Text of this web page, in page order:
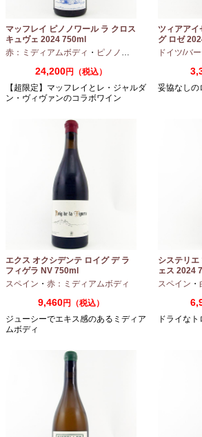
マッフレイ ピノノワール ラ クロス
キュヴェ 2024 750ml
赤：ミディアムボディ ・ ピノノワール
24,200円（税込）
【超限定】マッフレイとレ・ジャルダ
ン・ヴィヴァンのコラボワイン
ツィアアイ
グ ロゼ
ドイツ/バ
妥協なしの
エクス オクシデンテ ロイグ デ ラ
フィゲラ NV 750ml
（2022/2023）
スペイン ・ 赤：ミディアムボディ
9,460円（税込）
ジューシーでエキス感のあるミディア
ムボディ
システリエ
ェス 2024
スペイン ・
ドライな